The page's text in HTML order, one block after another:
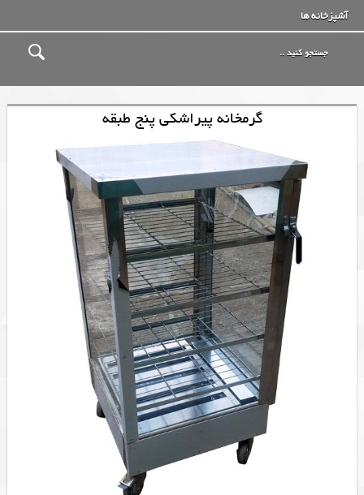
آشپزخانه ها
گرمخانه پیراشکی پنج طبقه